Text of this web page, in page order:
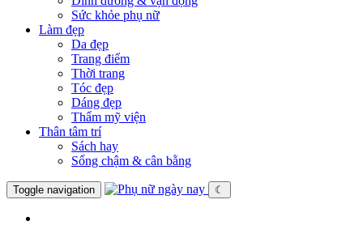
Sức khỏe phụ nữ
Làm đẹp
Da đẹp
Trang điểm
Thời trang
Tóc đẹp
Dáng đẹp
Thẩm mỹ viện
Thân tâm trí
Sách hay
Sống chậm & cân bằng
Toggle navigation ☾